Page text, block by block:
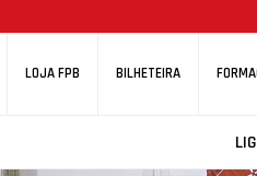
LOJA FPB BILHETEIRA